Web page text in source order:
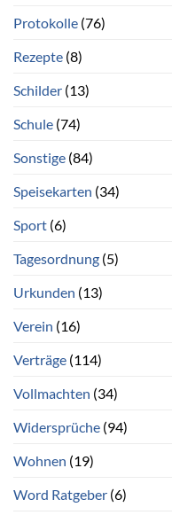
Protokolle (76)
Rezepte (8)
Schilder (13)
Schule (74)
Sonstige (84)
Speisekarten (34)
Sport (6)
Tagesordnung (5)
Urkunden (13)
Verein (16)
Verträge (114)
Vollmachten (34)
Widersprüche (94)
Wohnen (19)
Word Ratgeber (6)